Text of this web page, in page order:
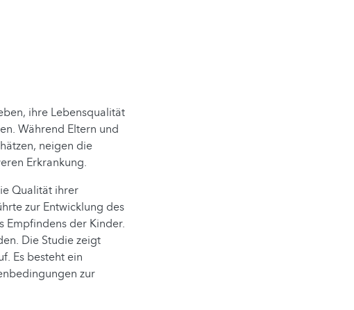
ihre Lebensqualität
Während Eltern und
neigen die
Erkrankung.
Qualität ihrer
zur Entwicklung des
Empfindens der Kinder.
Die Studie zeigt
Es besteht ein
zur